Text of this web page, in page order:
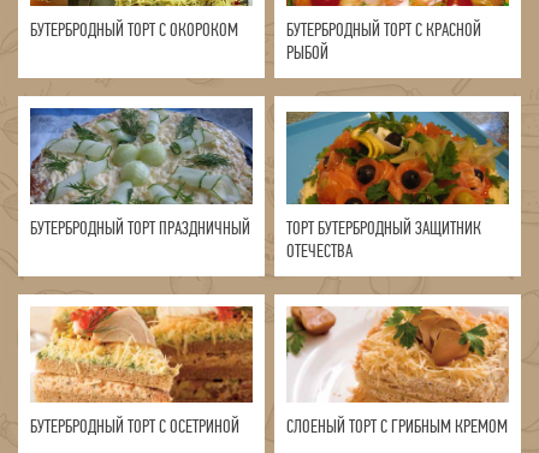
БУТЕРБРОДНЫЙ ТОРТ С ОКОРОКОМ
БУТЕРБРОДНЫЙ ТОРТ С КРАСНОЙ
РЫБОЙ
БУТЕРБРОДНЫЙ ТОРТ ПРАЗДНИЧНЫЙ
ТОРТ БУТЕРБРОДНЫЙ ЗАЩИТНИК
ОТЕЧЕСТВА
БУТЕРБРОДНЫЙ ТОРТ С ОСЕТРИНОЙ СЛОЕНЫЙ ТОРТ С ГРИБНЫМ КРЕМОМ